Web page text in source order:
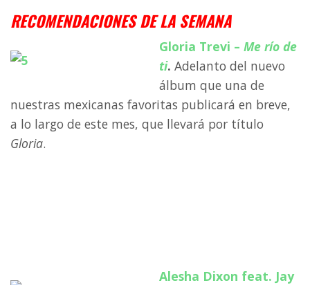
RECOMENDACIONES DE LA SEMANA
Gloria Trevi – Me río de
ti. Adelanto del nuevo
álbum que una de
nuestras mexicanas favoritas publicará en breve,
a lo largo de este mes, que llevará por título
Gloria.
Alesha Dixon feat. Jay